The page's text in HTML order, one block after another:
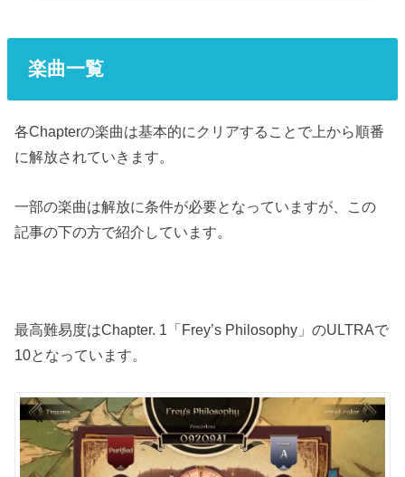
楽曲一覧
各Chapterの楽曲は基本的にクリアすることで上から順番
に解放されていきます。
一部の楽曲は解放に条件が必要となっていますが、この
記事の下の方で紹介しています。
最高難易度はChapter. 1「Frey’s Philosophy」のULTRAで
10となっています。